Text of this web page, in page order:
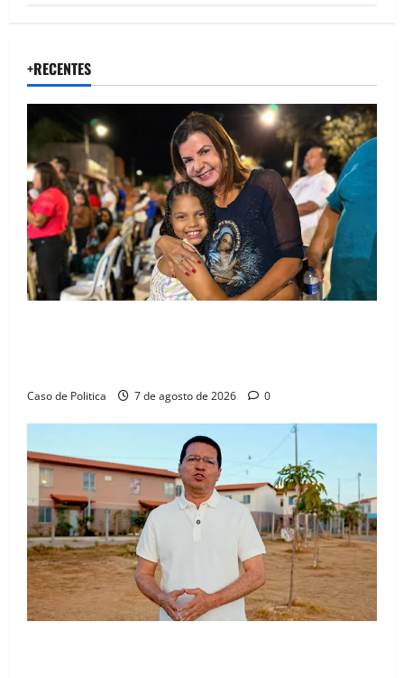
+RECENTES
Caso de Politica 7 de agosto de 2026 0